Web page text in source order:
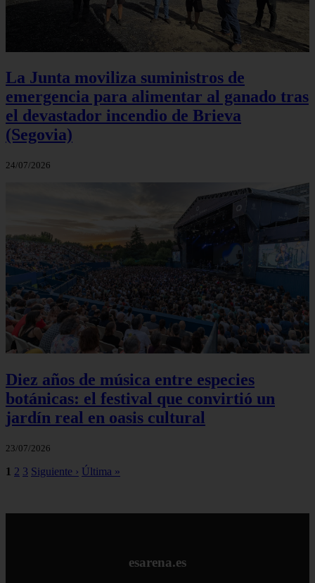
La Junta moviliza suministros de
emergencia para alimentar al ganado tras
el devastador incendio de Brieva
(Segovia)
24/07/2026
Diez años de música entre especies
botánicas: el festival que convirtió un
jardín real en oasis cultural
23/07/2026
1 2 3 Siguiente › Última »
esarena.es